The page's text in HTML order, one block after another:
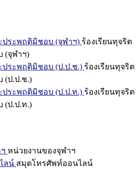
ประพฤติมิชอบ (จุฬาฯ) ร้องเรียนทุจริต
(จุฬาฯ)
ประพฤติมิชอบ (ป.ป.ช.) ร้องเรียนทุจริต
(ป.ป.ช.)
ประพฤติมิชอบ (ป.ป.ท.) ร้องเรียนทุจริต
(ป.ป.ท.)
หน่วยงานของจุฬาฯ
ลน์ สมุดโทรศัพท์ออนไลน์